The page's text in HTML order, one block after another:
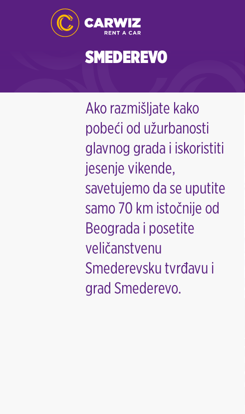
SMEDEREVO
Ako razmišljate kako
pobeći od užurbanosti
glavnog grada i iskoristiti
jesenje vikende,
savetujemo da se uputite
samo 70 km istočnije od
Beograda i posetite
veličanstvenu
Smederevsku tvrđavu i
grad Smederevo.